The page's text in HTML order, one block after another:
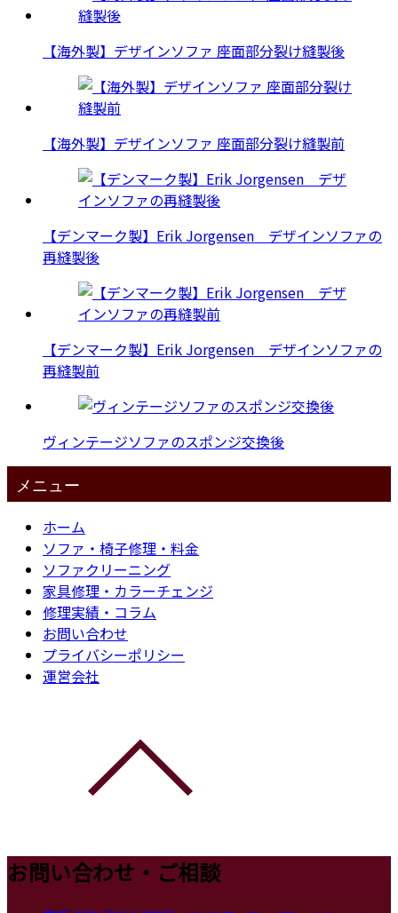
【海外製】デザインソファ 座面部分裂け縫製後
【海外製】デザインソファ 座面部分裂け縫製前
【デンマーク製】Erik Jorgensen デザインソファの
再縫製後
【デンマーク製】Erik Jorgensen デザインソファの
再縫製前
ヴィンテージソファのスポンジ交換後
メニュー
ホーム
ソファ・椅子修理・料金
ソファクリーニング
家具修理・カラーチェンジ
修理実績・コラム
お問い合わせ
プライバシーポリシー
運営会社
お問い合わせ・ご相談